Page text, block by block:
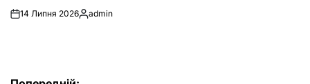
14 Липня 2026Опубліковано
admin